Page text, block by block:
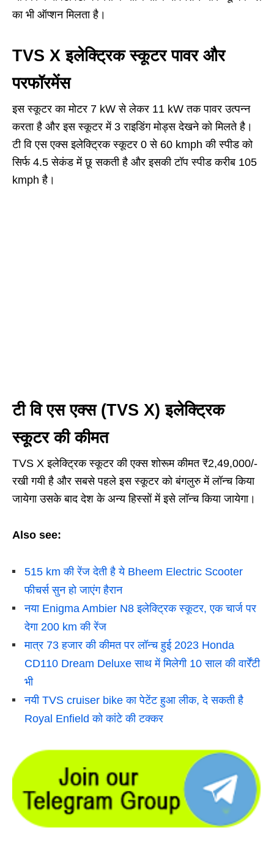
का भी ऑप्शन मिलता है।
TVS X इलेक्ट्रिक स्कूटर पावर और
परफॉरमेंस
इस स्कूटर का मोटर 7 kW से लेकर 11 kW तक पावर उत्पन्न
करता है और इस स्कूटर में 3 राइडिंग मोड्स देखने को मिलते है।
टी वि एस एक्स इलेक्ट्रिक स्कूटर 0 से 60 kmph की स्पीड को
सिर्फ 4.5 सेकंड में छू सकती है और इसकी टॉप स्पीड करीब 105
kmph है।
टी वि एस एक्स (TVS X) इलेक्ट्रिक
स्कूटर की कीमत
TVS X इलेक्ट्रिक स्कूटर की एक्स शोरूम कीमत ₹2,49,000/-
रखी गयी है और सबसे पहले इस स्कूटर को बंगलुरु में लॉन्च किया
जायेगा उसके बाद देश के अन्य हिस्सों में इसे लॉन्च किया जायेगा।
Also see:
515 km की रेंज देती है ये Bheem Electric Scooter
फीचर्स सुन हो जाएंग हैरान
नया Enigma Ambier N8 इलेक्ट्रिक स्कूटर, एक चार्ज पर
देगा 200 km की रेंज
मात्र 73 हजार की कीमत पर लॉन्च हुई 2023 Honda
CD110 Dream Deluxe साथ में मिलेगी 10 साल की वार्रेंटी
भी
नयी TVS cruiser bike का पेटेंट हुआ लीक, दे सकती है
Royal Enfield को कांटे की टक्कर